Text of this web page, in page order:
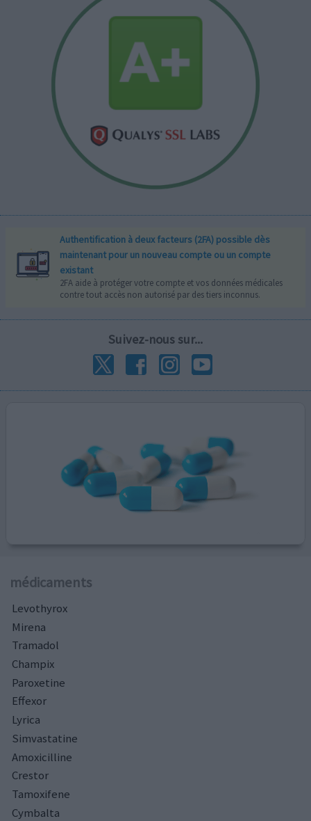
Authentification à deux facteurs (2FA) possible dès
maintenant pour un nouveau compte ou un compte
existant
2FA aide à protéger votre compte et vos données médicales
contre tout accès non autorisé par des tiers inconnus.
Suivez-nous sur...
médicaments
Levothyrox
Mirena
Tramadol
Champix
Paroxetine
Effexor
Lyrica
Simvastatine
Amoxicilline
Crestor
Tamoxifene
Cymbalta